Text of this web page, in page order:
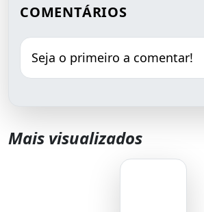
COMENTÁRIOS
Seja o primeiro a comentar!
Mais visualizados